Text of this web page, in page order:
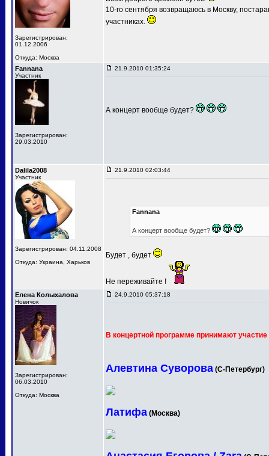
Зарегистрирован:
01.12.2006
Откуда: Москва
10-го сентября возвращаюсь в Москву,
участниках.
Fannana
Участник
Зарегистрирован:
29.03.2010
21.9.2010 01:35:24
А концерт вообще будет?
Dalila2008
Участник
Зарегистрирован: 04.11.2008
Откуда: Украина, Харьков
21.9.2010 02:03:44
Fannana
А концерт вообще будет?
Будет , будет
Не переживайте !
Елена Колыхалова
Новичок
Зарегистрирован:
06.03.2010
Откуда: Москва
24.9.2010 05:37:18
В концертной программе принимают участие
Алевтина Суворова (С-Петербург)
Латифа (Москва)